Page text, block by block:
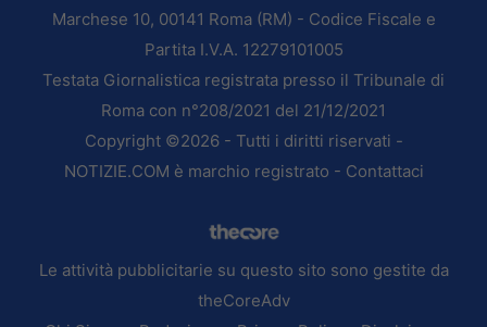
Marchese 10, 00141 Roma (RM) - Codice Fiscale e
Partita I.V.A. 12279101005
Testata Giornalistica registrata presso il Tribunale di
Roma con n°208/2021 del 21/12/2021
Copyright ©2026 - Tutti i diritti riservati -
NOTIZIE.COM è marchio registrato - Contattaci
Le attività pubblicitarie su questo sito sono gestite da
theCoreAdv